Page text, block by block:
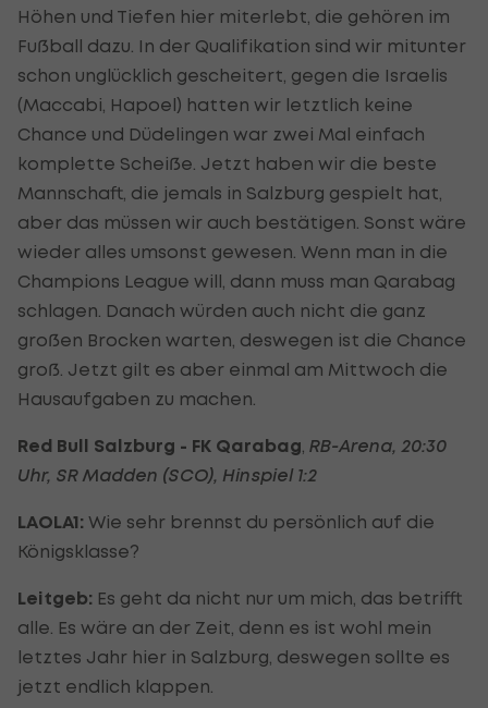
Höhen und Tiefen hier miterlebt, die gehören im
Fußball dazu. In der Qualifikation sind wir mitunter
schon unglücklich gescheitert, gegen die Israelis
(Maccabi, Hapoel) hatten wir letztlich keine
Chance und Düdelingen war zwei Mal einfach
komplette Scheiße. Jetzt haben wir die beste
Mannschaft, die jemals in Salzburg gespielt hat,
aber das müssen wir auch bestätigen. Sonst wäre
wieder alles umsonst gewesen. Wenn man in die
Champions League will, dann muss man Qarabag
schlagen. Danach würden auch nicht die ganz
großen Brocken warten, deswegen ist die Chance
groß. Jetzt gilt es aber einmal am Mittwoch die
Hausaufgaben zu machen.
Red Bull Salzburg - FK Qarabag RB-Arena, 20:30
Uhr, SR Madden (SCO), Hinspiel 1:2
LAOLA1: Wie sehr brennst du persönlich auf die
Königsklasse?
Leitgeb: Es geht da nicht nur um mich, das betrifft
alle. Es wäre an der Zeit, denn es ist wohl mein
letztes Jahr hier in Salzburg, deswegen sollte es
jetzt endlich klappen.